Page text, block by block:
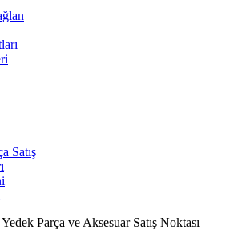
Satış
Parça ve Aksesuar Satış Noktası